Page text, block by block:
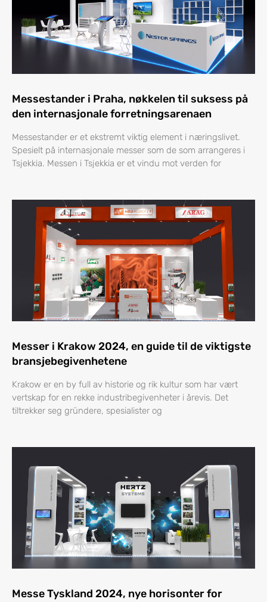
Messestander i Praha, nøkkelen til suksess på
den internasjonale forretningsarenaen
Messestander er et ekstremt viktig element i næringslivet.
Spesielt på internasjonale messer som de som arrangeres i
Tsjekkia. Messen i Tsjekkia er et vindu mot verden for
Messer i Krakow 2024, en guide til de viktigste
bransjebegivenhetene
Krakow er en by full av historie og rik kultur som har vært
vertskap for en rekke industribegivenheter i årevis. Det
tiltrekker seg gründere, spesialister og
Messe Tyskland 2024, nye horisonter for